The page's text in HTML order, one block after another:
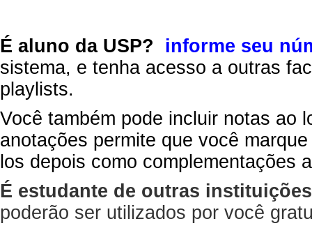
É aluno da USP?
informe seu
sistema, e tenha acesso a outras
playlists.
Você também pode incluir notas ao
anotações permite que você
los depois como complementações
É estudante de outras
poderão ser utilizados por você